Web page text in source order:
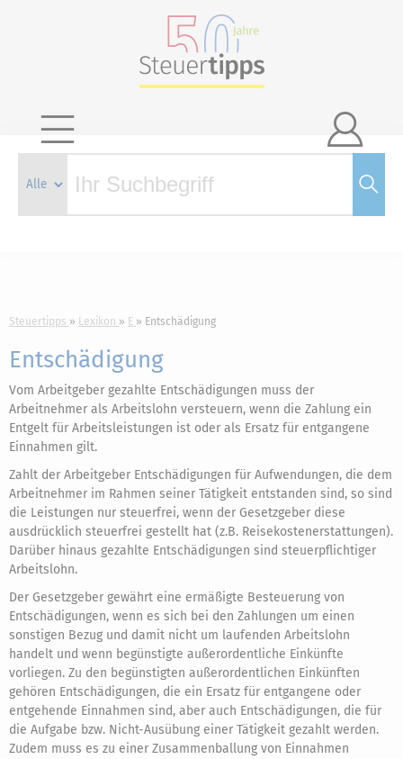

Steuertipps Lexikon E Entschädigung
Entschädigung
Vom Arbeitgeber gezahlte Entschädigungen muss der
Arbeitnehmer als Arbeitslohn versteuern, wenn die Zahlung ein
Entgelt für Arbeitsleistungen ist oder als Ersatz für entgangene
Einnahmen gilt.
Zahlt der Arbeitgeber Entschädigungen für Aufwendungen, die dem
Arbeitnehmer im Rahmen seiner Tätigkeit entstanden sind, so sind
die Leistungen nur steuerfrei, wenn der Gesetzgeber diese
ausdrücklich steuerfrei gestellt hat (z.B. Reisekostenerstattungen).
Darüber hinaus gezahlte Entschädigungen sind steuerpflichtiger
Arbeitslohn.
Der Gesetzgeber gewährt eine ermäßigte Besteuerung von
Entschädigungen, wenn es sich bei den Zahlungen um einen
sonstigen Bezug und damit nicht um laufenden Arbeitslohn
handelt und wenn begünstigte außerordentliche Einkünfte
vorliegen. Zu den begünstigten außerordentlichen Einkünften
gehören Entschädigungen, die ein Ersatz für entgangene oder
entgehende Einnahmen sind, aber auch Entschädigungen, die für
die Aufgabe bzw. Nicht-Ausübung einer Tätigkeit gezahlt werden.
Zudem muss es zu einer Zusammenballung von Einnahmen